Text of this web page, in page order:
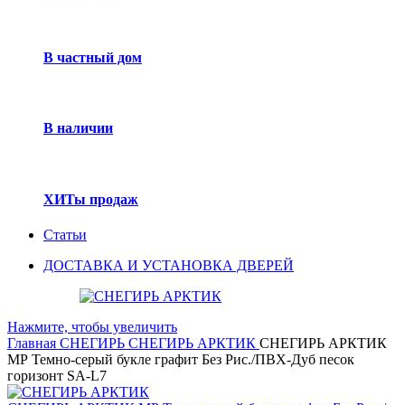
В частный дом
В наличии
ХИТы продаж
Статьи
ДОСТАВКА И УСТАНОВКА ДВЕРЕЙ
Нажмите, чтобы увеличить
Главная СНЕГИРЬ СНЕГИРЬ АРКТИК СНЕГИРЬ АРКТИК
МР Темно-серый букле графит Без Рис./ПВХ-Дуб песок
горизонт SA-L7